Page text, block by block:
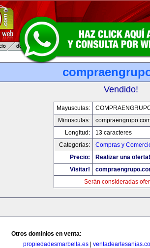
Vendido!
Mayusculas:
Minusculas:
Longitud:
13 caracteres
Categorias:
Compras y
Precio:
Realizar una oferta!
Visitar!
Serán consideradas
Otros dominios en venta:
propiedadesmarbella.es|